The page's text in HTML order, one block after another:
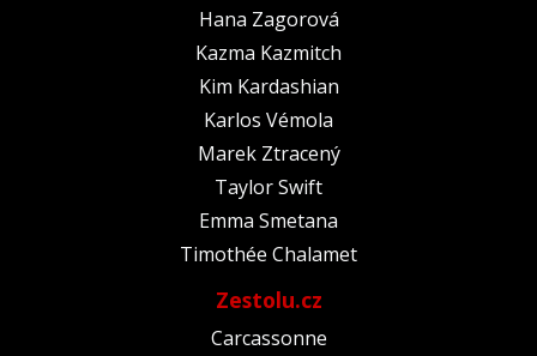
Hana Zagorová
Kazma Kazmitch
Kim Kardashian
Karlos Vémola
Marek Ztracený
Taylor Swift
Emma Smetana
Timothée Chalamet
Zestolu.cz
Carcassonne